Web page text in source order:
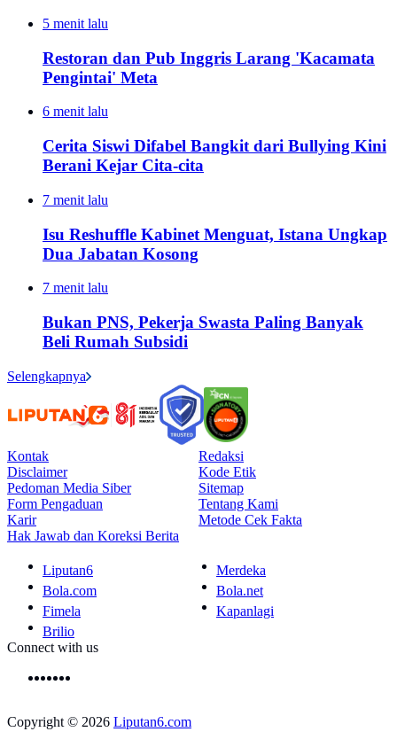
5 menit lalu
Restoran dan Pub Inggris Larang 'Kacamata
Pengintai' Meta
6 menit lalu
Cerita Siswi Difabel Bangkit dari Bullying Kini
Berani Kejar Cita-cita
7 menit lalu
Isu Reshuffle Kabinet Menguat, Istana Ungkap
Dua Jabatan Kosong
7 menit lalu
Bukan PNS, Pekerja Swasta Paling Banyak
Beli Rumah Subsidi
Selengkapnya
Kontak
Redaksi
Disclaimer
Kode Etik
Pedoman Media Siber
Sitemap
Form Pengaduan
Tentang Kami
Karir
Metode Cek Fakta
Hak Jawab dan Koreksi Berita
Liputan6
Merdeka
Bola.com
Bola.net
Fimela
Kapanlagi
Brilio
Connect with us
Copyright © 2026 Liputan6.com